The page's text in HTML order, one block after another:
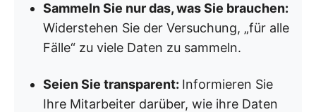
Sammeln Sie nur das, was Sie brauchen:
Widerstehen Sie der Versuchung, „für alle
Fälle“ zu viele Daten zu sammeln.
Seien Sie transparent: Informieren Sie
Ihre Mitarbeiter darüber, wie ihre Daten